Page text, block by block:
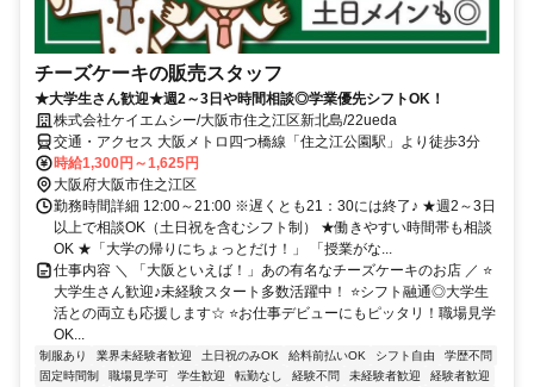
チーズケーキの販売スタッフ
★大学生さん歓迎★週2～3日や時間相談◎学業優先シフトOK！
株式会社ケイエムシー/大阪市住之江区新北島/22ueda
交通・アクセス 大阪メトロ四つ橋線「住之江公園駅」より徒歩3分
時給1,300円～1,625円
大阪府大阪市住之江区
勤務時間詳細 12:00～21:00 ※遅くとも21：30には終了♪ ★週2～3日
以上で相談OK（土日祝を含むシフト制） ★働きやすい時間帯も相談
OK ★「大学の帰りにちょっとだけ！」 「授業がな...
仕事内容 ＼ 「大阪といえば！」あの有名なチーズケーキのお店 ／ ⭐
大学生さん歓迎♪未経験スタート多数活躍中！ ⭐シフト融通◎大学生
活との両立も応援します☆ ⭐お仕事デビューにもピッタリ！職場見学
OK...
制服あり 業界未経験者歓迎 土日祝のみOK 給料前払いOK シフト自由
学歴不問
固定時間制
職場見学可 学生歓迎 転勤なし 経験不問 未経験者歓迎
経験者歓迎